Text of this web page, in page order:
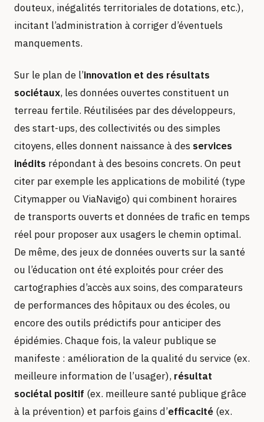
douteux, inégalités territoriales de dotations, etc.),
incitant l’administration à corriger d’éventuels
manquements.
Sur le plan de l’innovation et des résultats
sociétaux, les données ouvertes constituent un
terreau fertile. Réutilisées par des développeurs,
des start-ups, des collectivités ou des simples
citoyens, elles donnent naissance à des services
inédits répondant à des besoins concrets. On peut
citer par exemple les applications de mobilité (type
Citymapper ou ViaNavigo) qui combinent horaires
de transports ouverts et données de trafic en temps
réel pour proposer aux usagers le chemin optimal.
De même, des jeux de données ouverts sur la santé
ou l’éducation ont été exploités pour créer des
cartographies d’accès aux soins, des comparateurs
de performances des hôpitaux ou des écoles, ou
encore des outils prédictifs pour anticiper des
épidémies. Chaque fois, la valeur publique se
manifeste : amélioration de la qualité du service (ex.
meilleure information de l’usager), résultat
sociétal positif (ex. meilleure santé publique grâce
à la prévention) et parfois gains d’efficacité (ex.